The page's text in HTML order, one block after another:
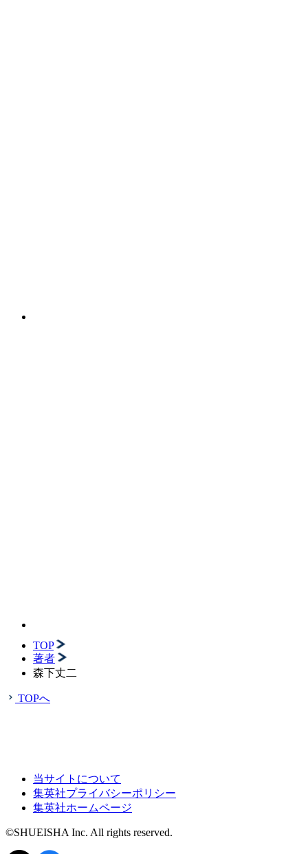
TOP
著者
森下丈二
TOPへ
当サイトについて
集英社プライバシーポリシー
集英社ホームページ
©SHUEISHA Inc. All rights reserved.